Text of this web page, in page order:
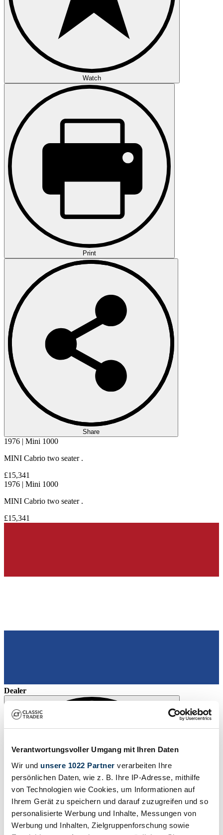
Verantwortungsvoller Umgang mit Ihren Daten
Wir und unsere 1022 Partner verarbeiten Ihre
persönlichen Daten, wie z. B. Ihre IP-Adresse, mithilfe
von Technologien wie Cookies, um Informationen auf
Ihrem Gerät zu speichern und darauf zuzugreifen und so
personalisierte Werbung und Inhalte, Messungen von
Werbung und Inhalten, Zielgruppenforschung sowie
Watch
Print
Share
1976 | Mini 1000
MINI Cabrio two seater .
£15,341
1976 | Mini 1000
MINI Cabrio two seater .
£15,341
Dealer